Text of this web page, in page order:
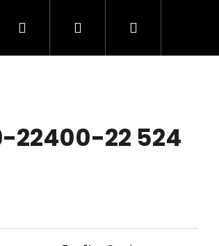
Hledat PřihlášeníNákupní
22400-22 524